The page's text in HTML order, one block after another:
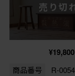
売り切
¥19,800
商品番号 R-